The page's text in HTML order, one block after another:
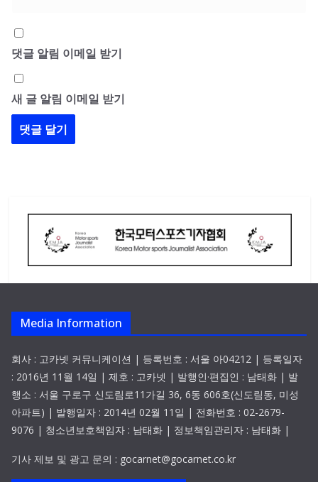
댓글 알림 이메일 받기
새 글 알림 이메일 받기
Media Information
회사 : 고카넷 커뮤니케이션 | 등록번호 : 서울 아04212 | 등록일자
: 2016년 11월 14일 | 제호 : 고카넷 | 발행인·편집인 : 남태화 | 발
행소 : 서울 구로구 신도림로11가길 36, 6동 606호(신도림동, 미성
아파트) | 발행일자 : 2014년 02월 11일 | 전화번호 : 02-2679-
9076 | 청소년보호책임자 : 남태화 | 정보책임관리자 : 남태화 |
기사 제보 및 광고 문의 : gocarnet@gocarnet.co.kr